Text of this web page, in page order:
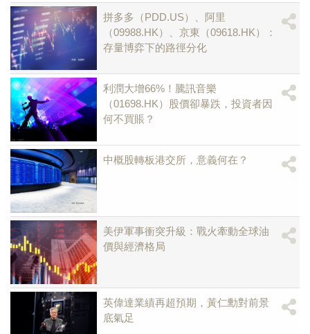
拼多多（PDD.US）、阿里
（09988.HK）、京東（09618.HK）：
存量博弈下的路徑分化
利潤大增66%！騰訊音樂
（01698.HK）股價卻暴跌，投資者因
何不買賬？
中概股轉板港交所，意義何在？
美伊軍事衝突升級：戰火牽動全球油
價與經濟格局
英偉達業績再超預期，黃仁勳對前景
底氣足